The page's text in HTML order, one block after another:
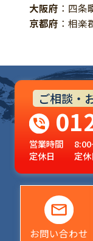
大阪府 ：四条
京都府 ：相
ご相談・
営業時間
定休日
定
お問い合わせ